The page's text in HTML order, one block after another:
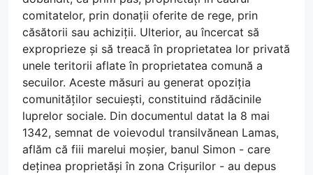
comitatelor, prin donații oferite de rege, prin
căsătorii sau achiziții. Ulterior, au încercat să
exproprieze și să treacă în proprietatea lor privată
unele teritorii aflate în proprietatea comună a
secuilor. Aceste măsuri au generat opoziția
comunităților secuiești, constituind rădăcinile
luprelor sociale. Din documentul datat la 8 mai
1342, semnat de voievodul transilvănean Lamas,
aflăm că fiii marelui moșier, banul Simon - care
deținea proprietăși în zona Crișurilor - au depus